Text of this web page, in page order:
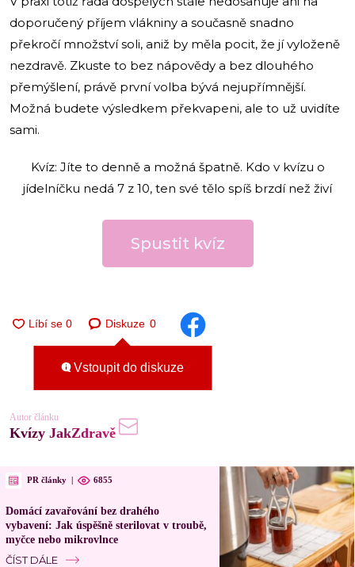
doporučený příjem vlákniny a současně snadno
překročí množství soli, aniž by měla pocit, že jí vyloženě
nezdravě. Zkuste to bez nápovědy a bez dlouhého
přemýšlení, právě první volba bývá nejupřímnější.
Možná budete výsledkem překvapeni, ale to už uvidíte
sami.
Kvíz: Jíte to denně a možná špatně. Kdo v kvízu o
jídelníčku nedá 7 z 10, ten své tělo spíš brzdí než živí
Spustit kvíz
Diskuze 0
Vstoupit do diskuze
Autor článku
Kvízy JakZdravě
PR články 6855
Domácí zavařování bez drahého
vybavení: Jak úspěšně sterilovat v troubě,
myčce nebo mikrovlnce
ČÍST DÁLE